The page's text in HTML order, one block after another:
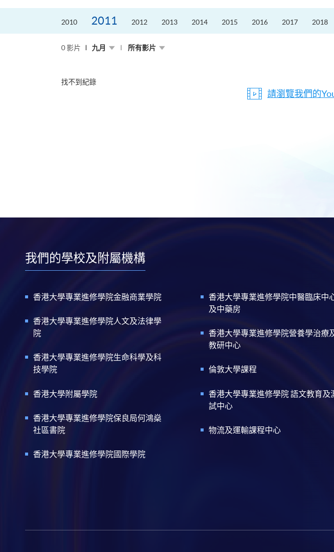
2010 2011 2012 2013 2014 2015 2016 2017 2018
0 影片 九月 所有影片
找不到紀錄
請瀏覽我們的
我們的學校及附屬機構
香港大學專業進修學院金融商業學院
香港大學專業進修學院人文及法律學
院
香港大學專業進修學院生命科學及科
技學院
香港大學附屬學院
香港大學專業進修學院保良局何鴻燊
社區書院
香港大學專業進修學院國際學院
香港大學專業進修學院中醫臨床中
及中藥房
香港大學專業進修學院營養學治療
教研中心
倫敦大學課程
香港大學專業進修學院 語文教育及
試中心
物流及運輸課程中心